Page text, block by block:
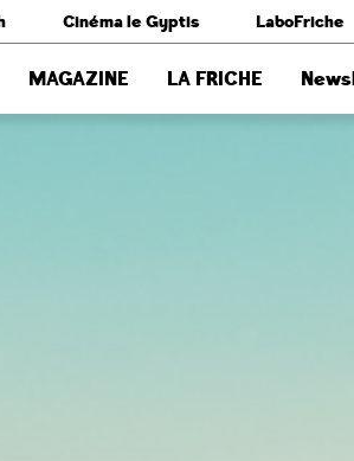
Cinéma le Gyptis LaboFriche
MAGAZINE LA FRICHE